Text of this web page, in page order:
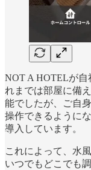
NOT A HOTELが自
れまでは部屋に備
能でしたが、ご自
操作できるように
導入しています。
これによって、水
いつでもどこでも